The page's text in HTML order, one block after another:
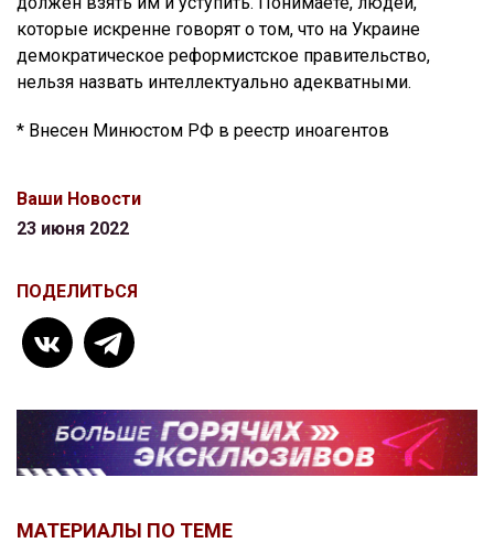
которые искренне говорят о том, что на Украине
демократическое реформистское правительство,
нельзя назвать интеллектуально адекватными.
* Внесен Минюстом РФ в реестр иноагентов
Ваши Новости
23 июня 2022
ПОДЕЛИТЬСЯ
МАТЕРИАЛЫ ПО ТЕМЕ